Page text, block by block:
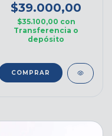
$39.000,00
$35.100,00 con
Transferencia o
depósito